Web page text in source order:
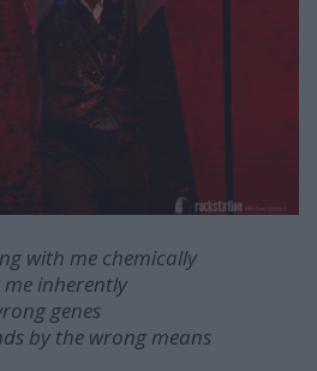
with me chemically
inherently
genes
by the wrong means